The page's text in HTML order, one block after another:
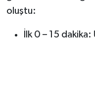
oluştu:
İlk 0 – 15